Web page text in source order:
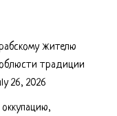
жителю
традиции
26, 2026